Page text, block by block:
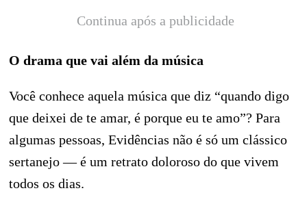
Continua após a publicidade
O drama que vai além da música
Você conhece aquela música que diz “quando digo
que deixei de te amar, é porque eu te amo”? Para
algumas pessoas, Evidências não é só um clássico
sertanejo — é um retrato doloroso do que vivem
todos os dias.